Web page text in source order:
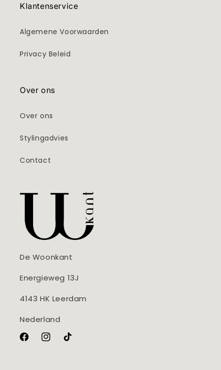
Klantenservice
Algemene Voorwaarden
Privacy Beleid
Over ons
Over ons
Stylingadvies
Contact
De Woonkant
Energieweg 13J
4143 HK Leerdam
Nederland
FacebookInstagram
TikTok